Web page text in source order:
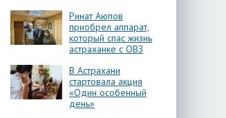
Ринат Аюпов
приобрел аппарат,
который спас жизнь
астраханке с ОВЗ
В Астрахани
стартовала акция
«Один особенный
день»